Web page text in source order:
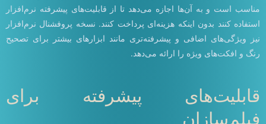
مناسب است و به آن‌ها اجازه می‌دهد تا از قابلیت‌های پیشرفته نرم‌افزار
استفاده کنند بدون اینکه هزینه‌ای پرداخت کنند. نسخه پروفشنال نرم‌افزار
نیز ویژگی‌های اضافی و پیشرفته‌تری مانند ابزارهای بیشتر برای تصحیح
رنگ و افکت‌های ویژه را ارائه می‌دهد.
قابلیت‌های پیشرفته برای
فیلم‌سازان